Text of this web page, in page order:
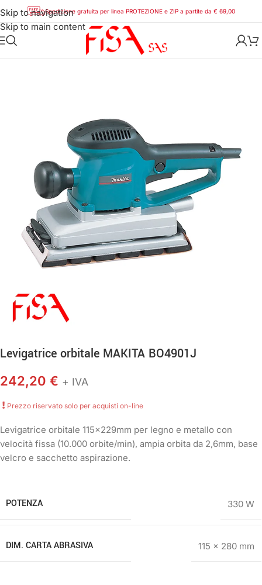
Skip to navigation
Skip to main content
Spedizione gratuita per linea PROTEZIONE e ZIP a partite da € 69,00
Utensili elettrici Makita
Levigatrice orbitale MAKITA BO4901J
242,20 € + IVA
Prezzo riservato solo per acquisti on-line
Levigatrice orbitale 115x229mm per legno e metallo con
velocità fissa (10.000 orbite/min), ampia orbita da 2,6mm, base
velcro e sacchetto aspirazione.
POTENZA 330 W
DIM. CARTA ABRASIVA 115 x 280 mm